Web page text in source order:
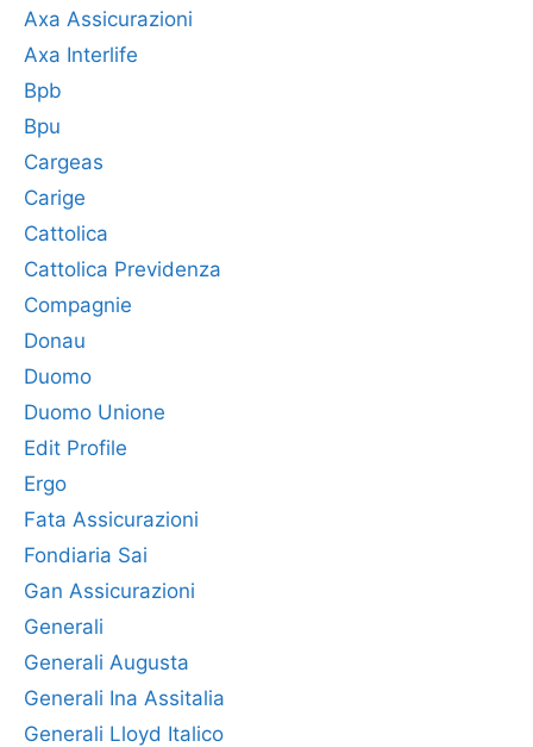
Axa Assicurazioni
Axa Interlife
Bpb
Bpu
Cargeas
Carige
Cattolica
Cattolica Previdenza
Compagnie
Donau
Duomo
Duomo Unione
Edit Profile
Ergo
Fata Assicurazioni
Fondiaria Sai
Gan Assicurazioni
Generali
Generali Augusta
Generali Ina Assitalia
Generali Lloyd Italico